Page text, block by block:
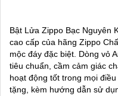
Bật Lửa Zippo Bạc Nguyên
cao cấp của hãng Zippo
mộc đáy đặc biệt. Dòng vỏ
tiêu chuẩn, cầm cảm giác
hoạt động tốt trong mọi
tặng, kèm hướng dẫn sử